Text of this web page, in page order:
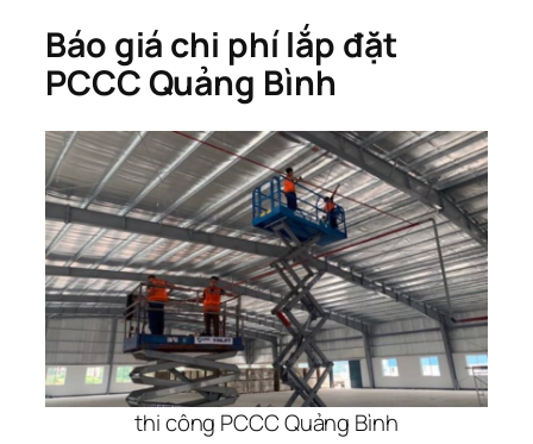
Báo giá chi phí lắp đặt
PCCC Quảng Bình
thi công PCCC Quảng Bình